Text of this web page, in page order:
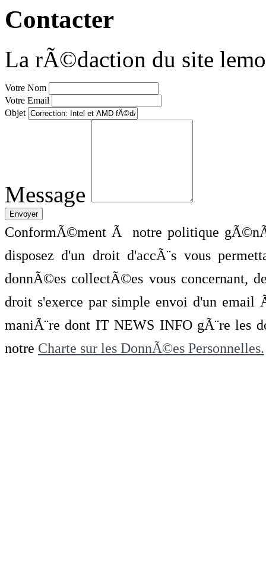
Contacter
La rÃ©daction du site
Votre Nom
Votre Email
Objet
Message
ConformÃ©ment Ã notre politique
disposez d'un droit d'accÃ¨s vous
donnÃ©es collectÃ©es vous concernant,
droit s'exerce par simple envoi d'un
maniÃ¨re dont IT NEWS INFO gÃ¨re les
notre Charte sur les DonnÃ©es Personnelles.